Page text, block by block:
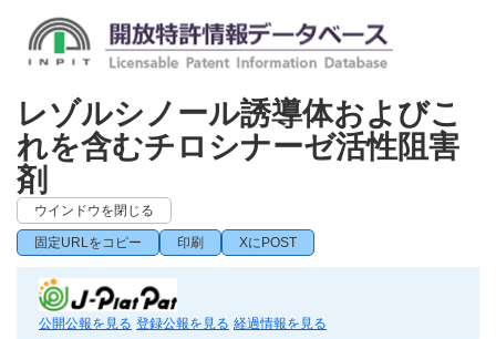
レゾルシノール誘導体およびこ
れを含むチロシナーゼ活性阻害
剤
ウインドウを閉じる
固定URLをコピー 印刷 XにPOST
公開公報を見る 登録公報を見る 経過情報を見る